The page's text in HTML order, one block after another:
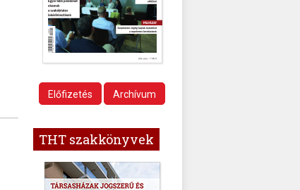
Előfizetés Archívum
THT szakkönyvek